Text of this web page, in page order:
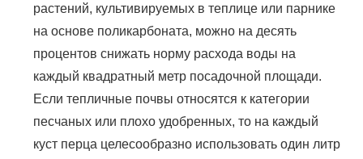
растений, культивируемых в теплице или парнике
на основе поликарбоната, можно на десять
процентов снижать норму расхода воды на
каждый квадратный метр посадочной площади.
Если тепличные почвы относятся к категории
песчаных или плохо удобренных, то на каждый
куст перца целесообразно использовать один литр